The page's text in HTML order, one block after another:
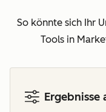
So könnte sich Ihr
Tools in
Ergebnisse